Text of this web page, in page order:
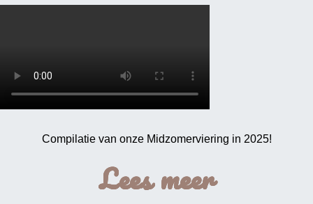
Compilatie van onze Midzomerviering in 2025!
Lees meer